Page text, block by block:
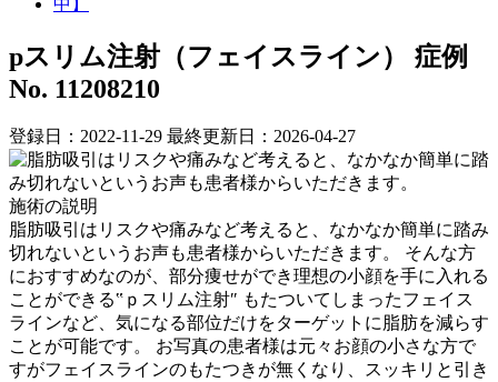
pスリム注射（フェイスライン）
症例
No. 11208210
登録日：2022-11-29 最終更新日：2026-04-27
施術の説明
脂肪吸引はリスクや痛みなど考えると、なかなか簡単に踏み
切れないというお声も患者様からいただきます。 そんな方
におすすめなのが、部分痩せができ理想の小顔を手に入れる
ことができる‟ｐスリム注射″ もたついてしまったフェイス
ラインなど、気になる部位だけをターゲットに脂肪を減らす
ことが可能です。 お写真の患者様は元々お顔の小さな方で
すがフェイスラインのもたつきが無くなり、スッキリと引き